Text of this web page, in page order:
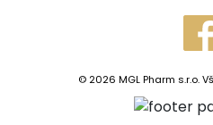
© 2026 MGL Pharm s.r.o.